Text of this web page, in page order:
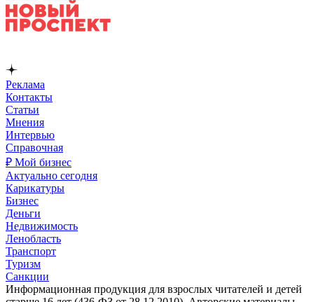
Реклама
Контакты
Статьи
Мнения
Интервью
Справочная
₽ Мой бизнес
Актуально сегодня
Карикатуры
Бизнес
Деньги
Недвижимость
Ленобласть
Транспорт
Туризм
Санкции
Информационная продукция для взрослых читателей и детей